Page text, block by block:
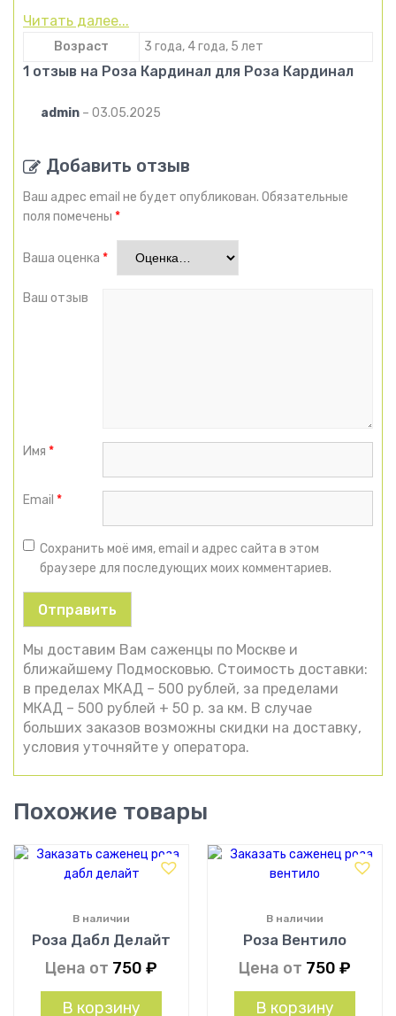
Читать далее...
Возраст 3 года, 4 года, 5 лет
1 отзыв на Роза Кардинал для Роза Кардинал
admin – 03.05.2025
Добавить отзыв
Ваш адрес email не будет опубликован. Обязательные
поля помечены *
Ваша оценка *
Ваш отзыв
Имя *
Email *
Сохранить моё имя, email и адрес сайта в этом
браузере для последующих моих комментариев.
Мы доставим Вам саженцы по Москве и
ближайшему Подмосковью. Стоимость доставки:
в пределах МКАД – 500 рублей, за пределами
МКАД – 500 рублей + 50 р. за км. В случае
больших заказов возможны скидки на доставку,
условия уточняйте у оператора.
Похожие товары
Роза Дабл Делайт
В наличии
Цена от 750 ₽
В корзину
Роза Вентило
В наличии
Цена от 750 ₽
В корзину